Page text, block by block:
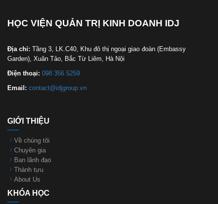
HỌC VIỆN QUẢN TRỊ KINH DOANH IDJ
Địa chỉ: Tầng 3, LK.C40, Khu đô thị ngoại giao đoàn (Embassy
Garden), Xuân Tảo, Bắc Từ Liêm, Hà Nội
Điện thoại: 098 356 5259
Email: contact@idjgroup.vn
GIỚI THIỆU
Về chúng tôi
Chuyên gia
Ban lãnh đạo
Thành tựu
About Us
KHÓA HỌC